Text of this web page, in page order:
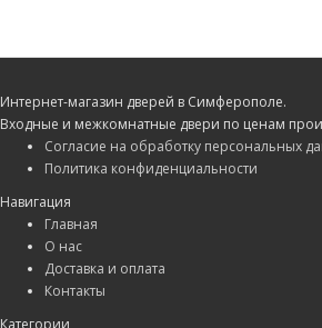
Интернет-магазин дверей в Симферополе.
Входные и межкомнатные двери по ценам
Согласие на обработку персональных
Политика конфиденциальности
Навигация
Главная
О нас
Доставка и оплата
Контакты
Категории